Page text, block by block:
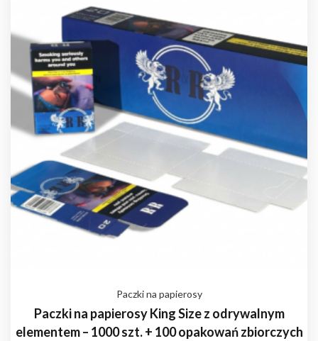
Paczki na papierosy
Paczki na papierosy King Size z odrywalnym
elementem – 1000 szt. + 100 opakowań zbiorczych